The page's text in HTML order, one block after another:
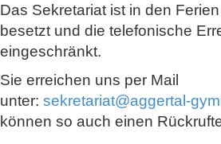
Das Sekretariat ist in den
besetzt und die telefonische
eingeschränkt.
Sie erreichen uns per Mail
unter: sekretariat@aggertal-
können so auch einen